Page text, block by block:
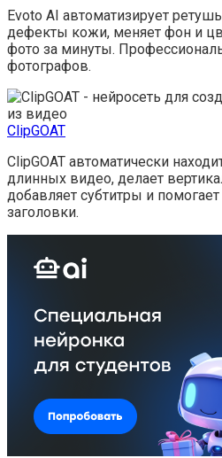
Evoto AI автоматизирует
дефекты кожи, меняет фон и
фото за минуты.
фотографов.
ClipGOAT
ClipGOAT автоматически
длинных видео, делает
добавляет субтитры и
заголовки.